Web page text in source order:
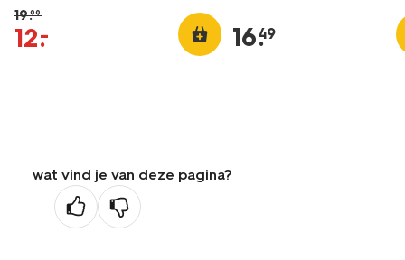
19.99
12.
– 16.
49
wat vind je van deze pagina?